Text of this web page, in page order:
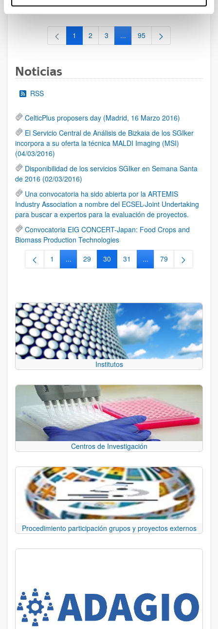
Página
1 Página
2 Página
3 ...Páginas intermedias Use TAB
Página
95
Noticias
RSS
CelticPlus proposers day (Madrid, 16 Marzo 2016)
El Servicio Central de Análisis de Bizkaia de los SGIker
incorpora a su oferta la técnica MALDI Imaging (MSI)
(04/03/2016)
Disponibilidad de los servicios SGIker en Semana Santa
de 2016 (02/03/2016)
Una convocatoria ha sido abierta por la ARTEMIS
Industry Association a nombre del ECSEL-Joint Undertaking
para buscar a expertos para la evaluación de proyectos.
Convocatoria EIG CONCERT-Japan: Food Crops and
Biomass Production Technologies
Página
1 ...Páginas intermedias Use TAB para desplazarse.
Página
29 Página
30 Página
31 ...Páginas intermedias
Página
79
Institutos
Centros de Investigación
Procedimiento participación grupos y proyectos externos